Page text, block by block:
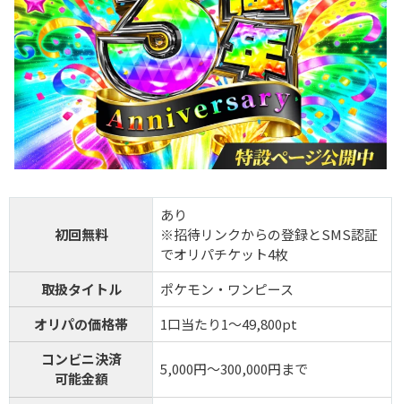
初回無料
あり
※招待リンクからの登録とSMS認証
でオリパチケット4枚
取扱タイトル
ポケモン・ワンピース
オリパの価格帯
1口当たり1～49,800pt
コンビニ決済
可能金額
5,000円～300,000円まで